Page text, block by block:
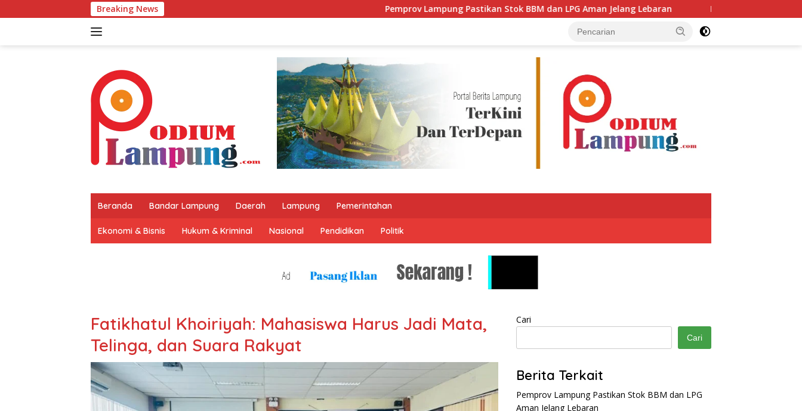
ke
Breaking News Pemprov Lampung Pastikan Stok BBM dan LPG Aman Jelang Lebaran Putra Jaya Umar Apresiasi
Beranda Bandar Lampung Daerah Lampung Pemerintahan
Ekonomi & Bisnis Hukum & Kriminal Nasional Pendidikan Politik
Fatikhatul Khoiriyah: Mahasiswa Harus Jadi Mata,
Telinga, dan Suara Rakyat
Cari
Cari
Berita Terkait
Pemprov Lampung Pastikan Stok BBM dan LPG
Aman Jelang Lebaran